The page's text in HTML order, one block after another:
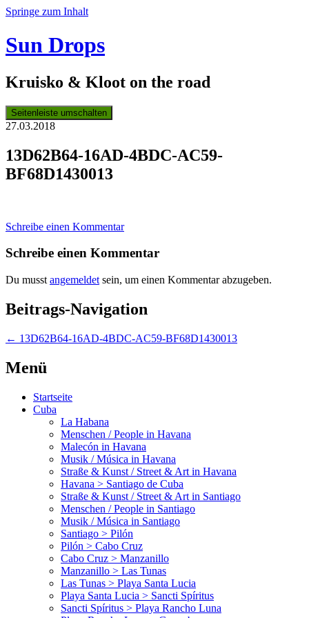
Springe zum Inhalt
Sun Drops
Kruisko & Kloot on the road
Seitenleiste umschalten
27.03.2018
13D62B64-16AD-4BDC-AC59-
BF68D1430013
Schreibe einen Kommentar
Schreibe einen Kommentar
Du musst angemeldet sein, um einen Kommentar abzugeben.
Beitrags-Navigation
← 13D62B64-16AD-4BDC-AC59-BF68D1430013
Menü
Startseite
Cuba
La Habana
Menschen / People in Havana
Malecón in Havana
Musik / Música in Havana
Straße & Kunst / Street & Art in Havana
Havana > Santiago de Cuba
Straße & Kunst / Street & Art in Santiago
Menschen / People in Santiago
Musik / Música in Santiago
Santiago > Pilón
Pilón > Cabo Cruz
Cabo Cruz > Manzanillo
Manzanillo > Las Tunas
Las Tunas > Playa Santa Lucia
Playa Santa Lucia > Sancti Spíritus
Sancti Spíritus > Playa Rancho Luna